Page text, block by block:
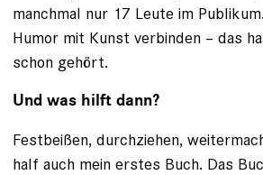
manchmal nur 17 Leute im
Humor mit Kunst verbinden – das
schon gehört.
Und was hilft dann?
Festbeißen, durchziehen,
half auch mein erstes Buch. Das